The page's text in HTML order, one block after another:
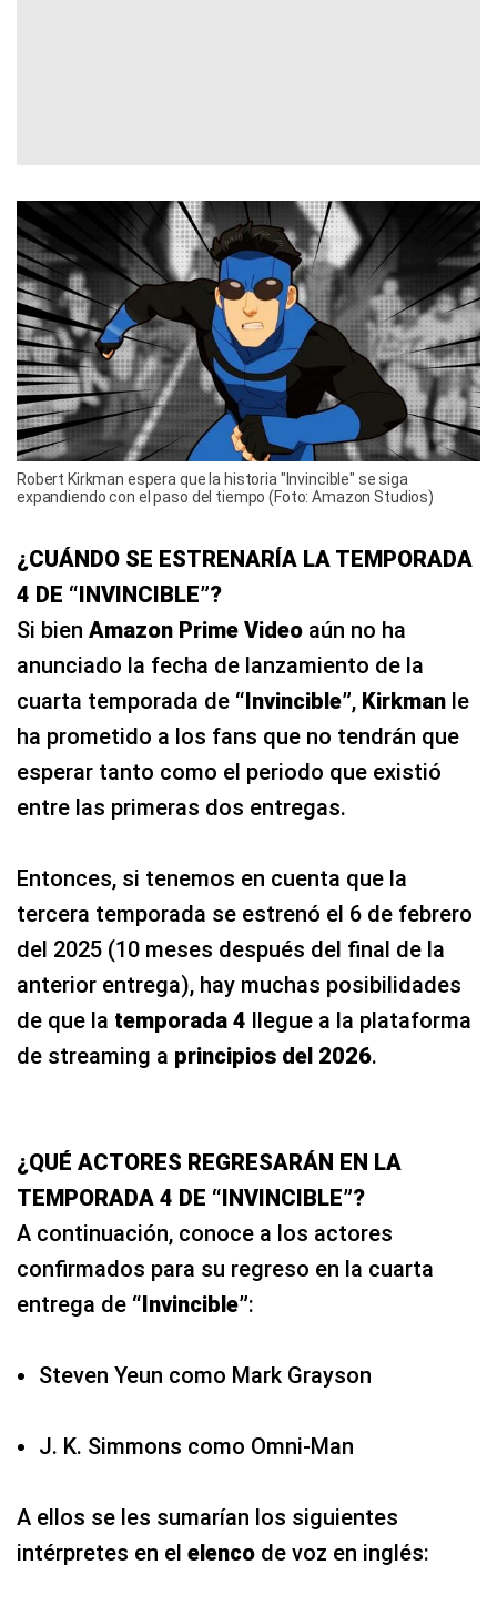
Robert Kirkman espera que la historia "Invincible" se siga
expandiendo con el paso del tiempo (Foto: Amazon Studios)
¿CUÁNDO SE ESTRENARÍA LA TEMPORADA
4 DE “INVINCIBLE”?
Si bien Amazon Prime Video aún no ha
anunciado la fecha de lanzamiento de la
cuarta temporada de “Invincible”, Kirkman le
ha prometido a los fans que no tendrán que
esperar tanto como el periodo que existió
entre las primeras dos entregas.
Entonces, si tenemos en cuenta que la
tercera temporada se estrenó el 6 de febrero
del 2025 (10 meses después del final de la
anterior entrega), hay muchas posibilidades
de que la temporada 4 llegue a la plataforma
de streaming a principios del 2026.
¿QUÉ ACTORES REGRESARÁN EN LA
TEMPORADA 4 DE “INVINCIBLE”?
A continuación, conoce a los actores
confirmados para su regreso en la cuarta
entrega de “Invincible”:
Steven Yeun como Mark Grayson
J. K. Simmons como Omni-Man
A ellos se les sumarían los siguientes
intérpretes en el elenco de voz en inglés: